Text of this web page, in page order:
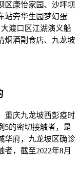
区康怡家园、沙坪坝
站旁华生园梦幻蛋
渡口区江湖演义船
烟酒副食店、九龙坡
重庆九龙坡西彭疫时
5的密切接触者，是
华府，九龙坡区确诊
，截至2022年8月